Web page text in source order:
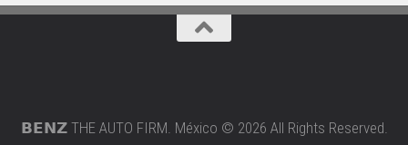
𝗕𝗘𝗡𝗭 THE AUTO FIRM. México © 2026 All Rights Reserved.